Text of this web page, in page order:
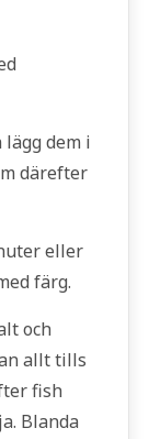
dem i
därefter
eller
färg.
och
allt tills
fish
Blanda